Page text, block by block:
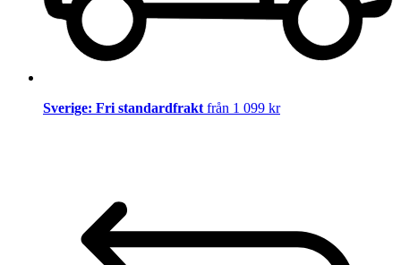
Sverige: Fri standardfrakt från 1 099 kr